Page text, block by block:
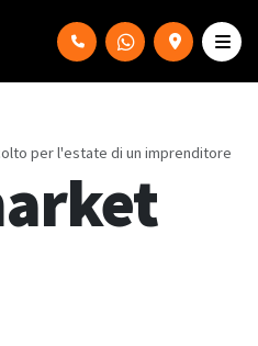
per l'estate di un imprenditore